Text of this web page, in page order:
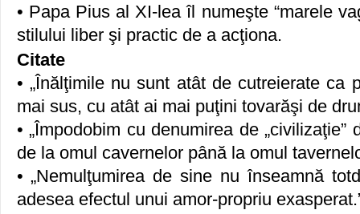
• Papa Pius al XI-lea îl numeşte “marele
stilului liber şi practic de a acţiona.
Citate
• „Înălţimile nu sunt atât de cutreierate ca
mai sus, cu atât ai mai puţini tovarăşi de
• „Împodobim cu denumirea de
de la omul cavernelor până la omul
• „Nemulţumirea de sine nu înseamnă
adesea efectul unui amor-propriu